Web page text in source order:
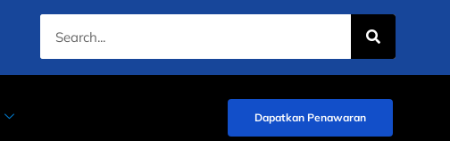
Dapatkan Penawaran